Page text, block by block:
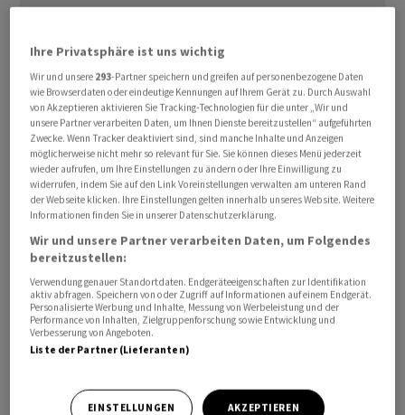
Laut einer Umfrage von KKR investierten Family Offices
im vergangenen Jahr im Vergleich zu 2020 einen
kleineren Teil ihrer Portfolios in Aktien. Öffentlich
handelbare Aktien sanken auf 29 Prozent des
durchschnittlichen Gesamtvermögens der befragten
Family Offices, verglichen mit 31 Prozent im Jahr 2020.
Das geht aus einem Bericht von KKR Family Capital
hervor, für den mehr als 75 Chief Investment Officers
befragt wurden. Family Offices, die in der Regel private
Grossvermögens von Eigentümerfamilien verwalten,
wandten sich stattdessen realen Vermögenswerten zu,
einer Kategorie materieller Investitionen wie Gebäude
Jahr 2020 auf 15 Prozent des Durchschnitts stieg.
Ihre Privatsphäre ist uns wichtig
Wir und unsere 293-Partner speichern und greifen auf personenbezogene Daten
wie Browserdaten oder eindeutige Kennungen auf Ihrem Gerät zu. Durch Auswahl
von Akzeptieren aktivieren Sie Tracking-Technologien für die unter „Wir und
unsere Partner verarbeiten Daten, um Ihnen Dienste bereitzustellen“ aufgeführten
Zwecke. Wenn Tracker deaktiviert sind, sind manche Inhalte und Anzeigen
möglicherweise nicht mehr so relevant für Sie. Sie können dieses Menü jederzeit
wieder aufrufen, um Ihre Einstellungen zu ändern oder Ihre Einwilligung zu
widerrufen, indem Sie auf den Link Voreinstellungen verwalten am unteren Rand
der Webseite klicken. Ihre Einstellungen gelten innerhalb unseres Website. Weitere
Informationen finden Sie in unserer Datenschutzerklärung.
Wir und unsere Partner verarbeiten Daten, um Folgendes
bereitzustellen:
Verwendung genauer Standortdaten. Endgeräteeigenschaften zur Identifikation
aktiv abfragen. Speichern von oder Zugriff auf Informationen auf einem Endgerät.
Personalisierte Werbung und Inhalte, Messung von Werbeleistung und der
Performance von Inhalten, Zielgruppenforschung sowie Entwicklung und
Verbesserung von Angeboten.
Liste der Partner (Lieferanten)
EINSTELLUNGEN AKZEPTIEREN